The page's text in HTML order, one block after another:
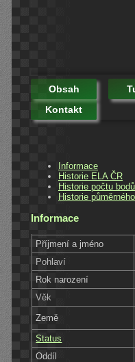
Obsah
Kontakt
Informace
Historie ELA ČR
Historie počtu
Historie
Informace
Příjmení a jméno
Pohlaví
Rok narození
Věk
Země
Status
Oddíl